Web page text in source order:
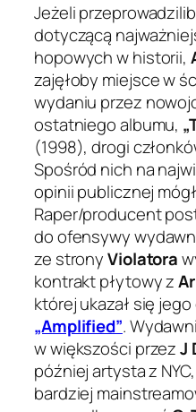
Jeżeli
dotyczącą
hopowych w historii,
zajęłoby miejsce w
wydaniu przez
ostatniego albumu,
(1998), drogi
Spośród nich na
opinii publicznej
Raper/producent
do ofensywy
ze stronyViolatora
kontrakt płytowy z
której ukazał się
„Amplified”.
w większości przezJ
później artysta z
bardziej